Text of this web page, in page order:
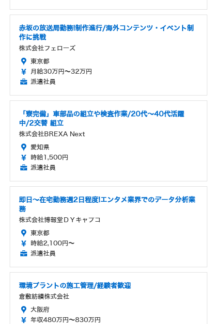
赤坂の放送局勤務!制作進行/海外コンテンツ・イベント制
作に挑戦
株式会社フェローズ
東京都
月給30万円～32万円
派遣社員
「寮完備」車部品の組立や検査作業/20代～40代活躍
中/2交替 組立
株式会社BREXA Next
愛知県
時給1,500円
派遣社員
即日～在宅勤務週2日程度!エンタメ業界でのデータ分析業
務
株式会社博報堂ＤＹキャプコ
東京都
時給2,100円～
派遣社員
環境プラントの施工管理/経験者歓迎
倉敷紡績株式会社
大阪府
年収480万円～830万円